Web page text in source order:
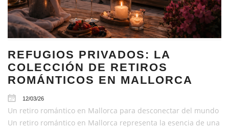
REFUGIOS PRIVADOS: LA
COLECCIÓN DE RETIROS
ROMÁNTICOS EN MALLORCA
12/03/26
Un retiro romántico en Mallorca para desconectar del mundo
Un retiro romántico en Mallorca representa la esencia de una